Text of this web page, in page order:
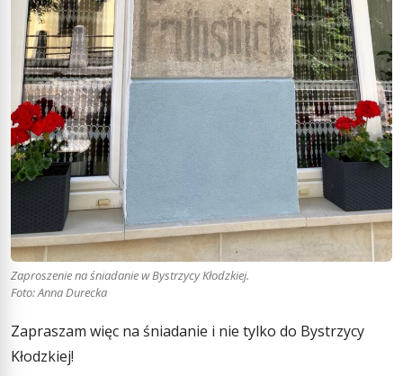
Zaproszenie na śniadanie w Bystrzycy Kłodzkiej.
Foto: Anna Durecka
Zapraszam więc na śniadanie i nie tylko do Bystrzycy
Kłodzkiej!